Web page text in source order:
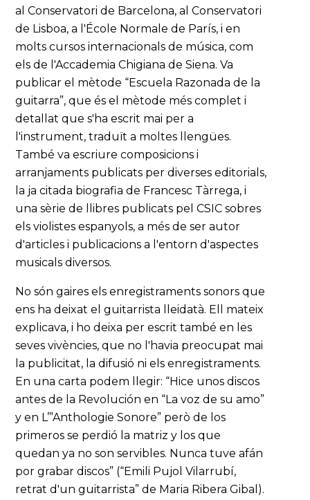
al Conservatori de Barcelona, al Conservatori
de Lisboa, a l'École Normale de París, i en
molts cursos internacionals de música, com
els de l'Accademia Chigiana de Siena. Va
publicar el mètode “Escuela Razonada de la
guitarra”, que és el mètode més complet i
detallat que s'ha escrit mai per a
l'instrument, traduït a moltes llengües.
També va escriure composicions i
arranjaments publicats per diverses editorials,
la ja citada biografia de Francesc Tàrrega, i
una sèrie de llibres publicats pel CSIC sobres
els violistes espanyols, a més de ser autor
d'articles i publicacions a l'entorn d'aspectes
musicals diversos.
No són gaires els enregistraments sonors que
ens ha deixat el guitarrista lleidatà. Ell mateix
explicava, i ho deixa per escrit també en les
seves vivències, que no l'havia preocupat mai
la publicitat, la difusió ni els enregistraments.
En una carta podem llegir: “Hice unos discos
antes de la Revolución en “La voz de su amo”
y en L’”Anthologie Sonore” però de los
primeros se perdió la matriz y los que
quedan ya no son servibles. Nunca tuve afán
por grabar discos” (“Emili Pujol Vilarrubí,
retrat d'un guitarrista” de Maria Ribera Gibal).